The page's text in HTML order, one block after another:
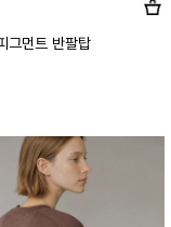
그먼트 반팔탑